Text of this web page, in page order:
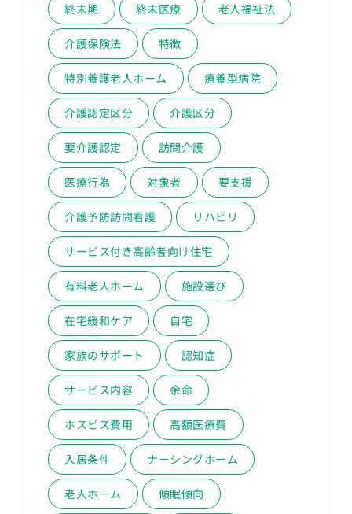
終末期 終末医療 老人福祉法
介護保険法 特徴
特別養護老人ホーム 療養型病院
介護認定区分 介護区分
要介護認定 訪問介護
医療行為 対象者 要支援
介護予防訪問看護 リハビリ
サービス付き高齢者向け住宅
有料老人ホーム 施設選び
在宅緩和ケア 自宅
家族のサポート 認知症
サービス内容 余命
ホスピス費用 高額医療費
入居条件 ナーシングホーム
老人ホーム 傾眠傾向